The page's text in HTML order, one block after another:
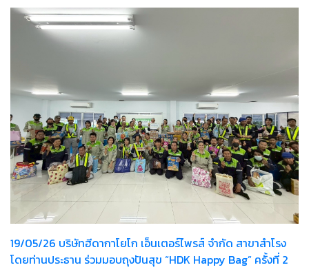
19/05/26 บริษัทฮีดากาโยโก เอ็นเตอร์ไพรส์ จำกัด สาขาสำโรง
โดยท่านประธาน ร่วมมอบถุงปันสุข “HDK Happy Bag” ครั้งที่ 2